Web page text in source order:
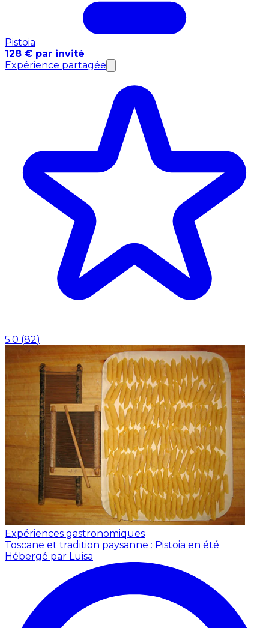
Pistoia
128 € par invité
Expérience partagée
5.0 (82)
Expériences gastronomiques
Toscane et tradition paysanne : Pistoia en été
Hébergé par Luisa